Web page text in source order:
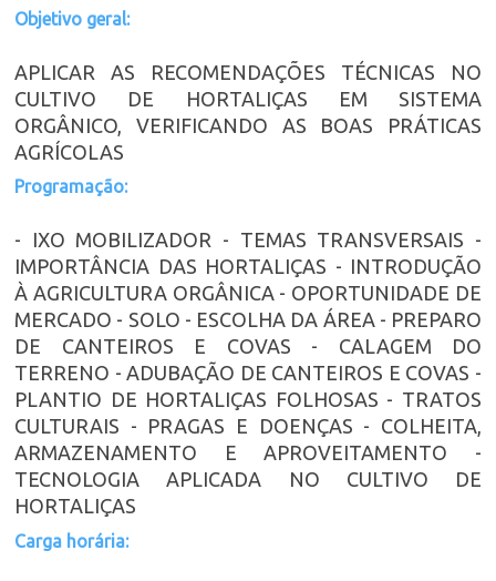
Objetivo geral:
APLICAR AS RECOMENDAÇÕES TÉCNICAS NO
CULTIVO DE HORTALIÇAS EM SISTEMA
ORGÂNICO, VERIFICANDO AS BOAS PRÁTICAS
AGRÍCOLAS
Programação:
- IXO MOBILIZADOR - TEMAS TRANSVERSAIS -
IMPORTÂNCIA DAS HORTALIÇAS - INTRODUÇÃO
À AGRICULTURA ORGÂNICA - OPORTUNIDADE DE
MERCADO - SOLO - ESCOLHA DA ÁREA - PREPARO
DE CANTEIROS E COVAS - CALAGEM DO
TERRENO - ADUBAÇÃO DE CANTEIROS E COVAS -
PLANTIO DE HORTALIÇAS FOLHOSAS - TRATOS
CULTURAIS - PRAGAS E DOENÇAS - COLHEITA,
ARMAZENAMENTO E APROVEITAMENTO -
TECNOLOGIA APLICADA NO CULTIVO DE
HORTALIÇAS
Carga horária: